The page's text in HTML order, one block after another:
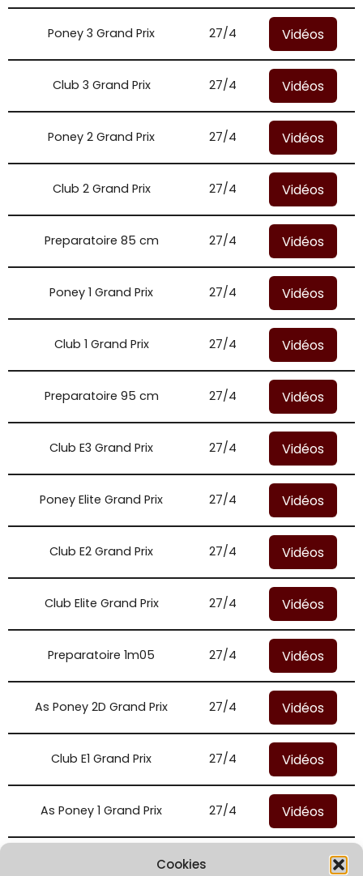
Cookies
Poney 3 Grand Prix 27/4 Vidéos
Club 3 Grand Prix 27/4 Vidéos
Poney 2 Grand Prix 27/4 Vidéos
Club 2 Grand Prix 27/4 Vidéos
Preparatoire 85 cm 27/4 Vidéos
Poney 1 Grand Prix 27/4 Vidéos
Club 1 Grand Prix 27/4 Vidéos
Preparatoire 95 cm 27/4 Vidéos
Club E3 Grand Prix 27/4 Vidéos
Poney Elite Grand Prix 27/4 Vidéos
Club E2 Grand Prix 27/4 Vidéos
Club Elite Grand Prix 27/4 Vidéos
Preparatoire 1m05 27/4 Vidéos
As Poney 2D Grand Prix 27/4 Vidéos
Club E1 Grand Prix 27/4 Vidéos
As Poney 1 Grand Prix 27/4 Vidéos